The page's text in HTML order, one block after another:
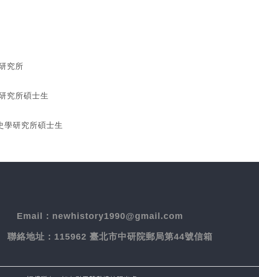
所
所碩士生
學研究所碩士生
Email：newhistory1990@gmail.com
聯絡地址： 115962 臺北市中研院郵局第44號信箱